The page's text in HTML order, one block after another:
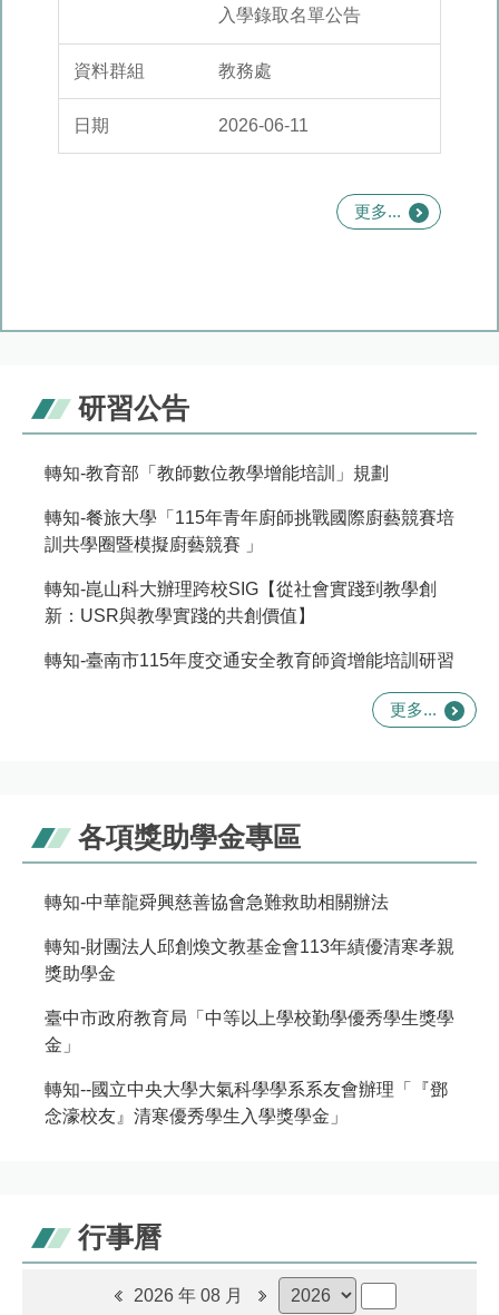
入學錄取名單公告
教務處
2026-06-11
更多...
研習公告
轉知-教育部「教師數位教學增能培訓」規劃
轉知-餐旅大學「115年青年廚師挑戰國際廚藝競賽培
訓共學圈暨模擬廚藝競賽 」
轉知-崑山科大辦理跨校SIG【從社會實踐到教學創
新：USR與教學實踐的共創價值】
轉知-臺南市115年度交通安全教育師資增能培訓研習
更多...
各項獎助學金專區
轉知-中華龍舜興慈善協會急難救助相關辦法
轉知-財團法人邱創煥文教基金會113年績優清寒孝親
獎助學金
臺中市政府教育局「中等以上學校勤學優秀學生獎學
金」
轉知--國立中央大學大氣科學學系系友會辦理「『鄧
念濠校友』清寒優秀學生入學獎學金」
行事曆
2026 年 08 月